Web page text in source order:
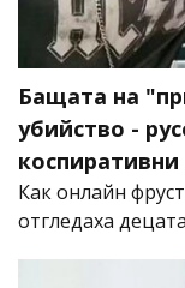
Бащата на
убийство -
Как онлайн
отгледаха